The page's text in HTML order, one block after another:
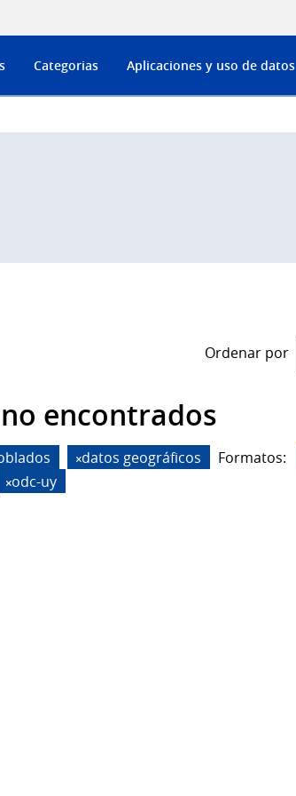
Categorias Aplicaciones y uso de datos
Ordenar por
encontrados
datos geográficos Formatos:
odc-uy